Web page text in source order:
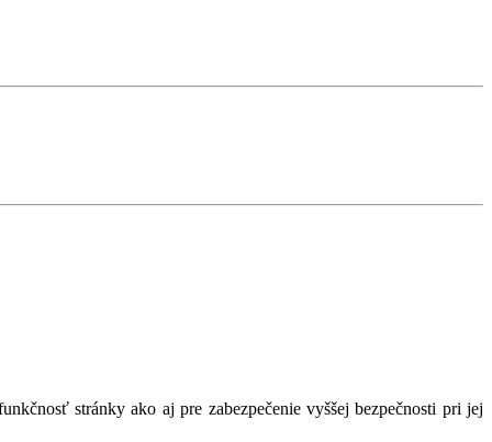
stránky ako aj pre zabezpečenie vyššej bezpečnosti pri jej